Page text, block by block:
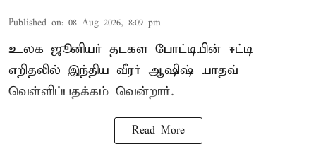
Published on: 08 Aug 2026, 8:09 pm
உலக ஜூனியர் தடகள போட்டியின் ஈட்டி
எறிதலில் இந்திய வீரர் ஆஷிஷ் யாதவ்
வெள்ளிப்பதக்கம் வென்றார்.
Read More